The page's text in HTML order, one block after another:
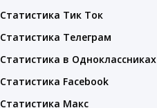
Статистика Тик Ток
Статистика Телеграм
Статистика в Одноклассниках
Статистика Facebook
Статистика Макс